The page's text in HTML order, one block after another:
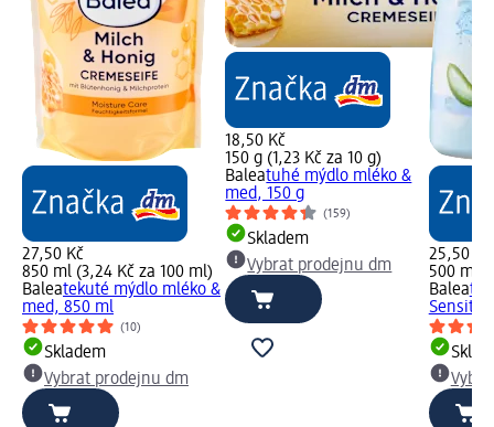
27,50 Kč
850 ml (3,24 Kč za 100 ml)
Baleatekuté mýdlo mléko &
med, 850 ml
(10)
Skladem
Vybrat prodejnu dm
18,50 Kč
150 g (1,23 Kč za 10 g)
Baleatuhé mýdlo mléko &
med, 150 g
(159)
Skladem
Vybrat prodejnu dm
25,50 Kč
500 ml
Balea